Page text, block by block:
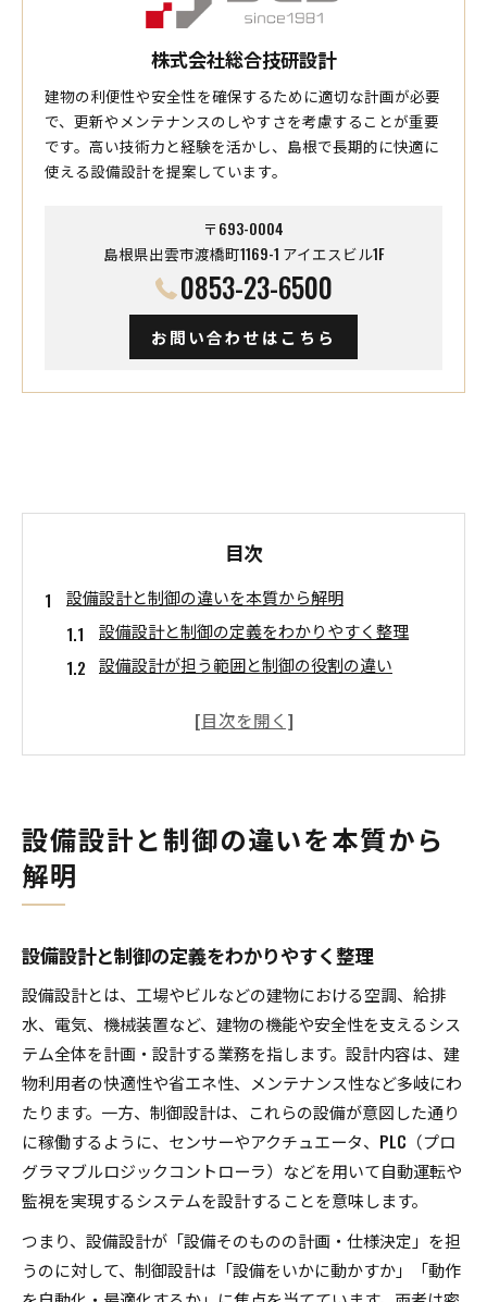
株式会社総合技研設計
建物の利便性や安全性を確保するために適切な計画が必要
で、更新やメンテナンスのしやすさを考慮することが重要
です。高い技術力と経験を活かし、島根で長期的に快適に
使える設備設計を提案しています。
〒693-0004
島根県出雲市渡橋町1169-1 アイエスビル1F
0853-23-6500
お問い合わせはこちら
目次
設備設計と制御の違いを本質から解明
設備設計と制御の定義をわかりやすく整理
設備設計が担う範囲と制御の役割の違い
設備設計と制御設計の違いを実例で比較
制御設計に向いている人の特徴とは
やめとけと言われる制御設計の適性チェック
設備設計と比較する制御設計向きの人物像
実務で役立つ設備設計の基礎知識
設備設計の基礎知識と実務での活用ポイント
制御設計との連携で重要な設備設計の知識
設備設計の実務手順と制御設計の関連性
設備設計の勉強法と現場での応用事例
設備設計を活かすための制御設計の基本
制御設計と回路設計の境界を明確化
設備設計を軸に回路設計と制御設計の違いを整
理
設備設計と制御の違いを本質から
解明
設備設計と制御の定義をわかりやすく整理
設備設計とは、工場やビルなどの建物における空調、給排
水、電気、機械装置など、建物の機能や安全性を支えるシス
テム全体を計画・設計する業務を指します。設計内容は、建
物利用者の快適性や省エネ性、メンテナンス性など多岐にわ
たります。一方、制御設計は、これらの設備が意図した通り
に稼働するように、センサーやアクチュエータ、PLC（プロ
グラマブルロジックコントローラ）などを用いて自動運転や
監視を実現するシステムを設計することを意味します。
つまり、設備設計が「設備そのものの計画・仕様決定」を担
うのに対して、制御設計は「設備をいかに動かすか」「動作